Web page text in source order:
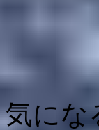
気にな